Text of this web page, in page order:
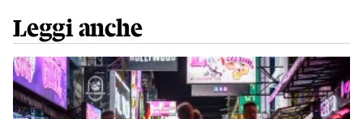
Leggi anche